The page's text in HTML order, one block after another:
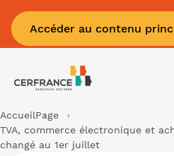
Accéder au contenu
Pour tout savoir sur la
c'est par
AccueilPage
TVA, commerce électronique et
changé au 1er juillet